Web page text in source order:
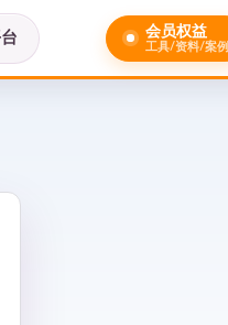
会员权益
工具/资料/案例